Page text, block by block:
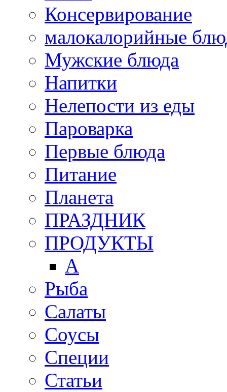
Консервирование
малокалорийные
Мужские блюда
Напитки
Нелепости из еды
Пароварка
Первые блюда
Питание
Планета
ПРАЗДНИК
ПРОДУКТЫ
А
Рыба
Салаты
Соусы
Специи
Статьи